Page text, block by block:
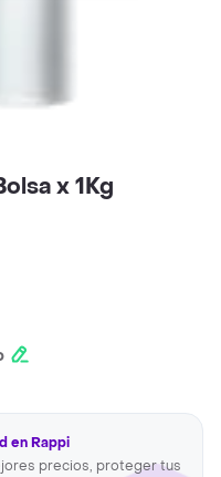
x 1Kg
en Rappi
precios, proteger tus